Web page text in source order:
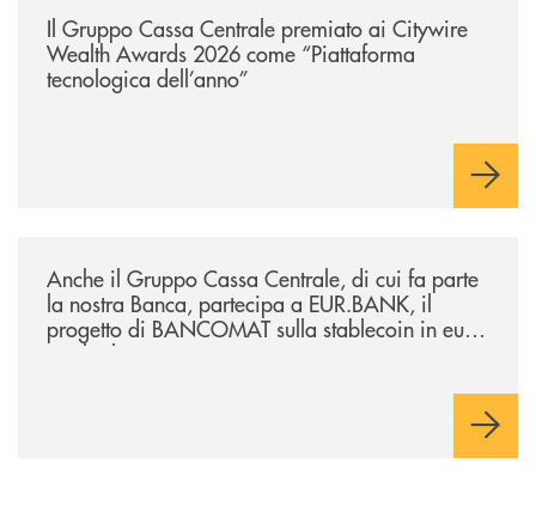
Il Gruppo Cassa Centrale premiato ai Citywire
Wealth Awards 2026 come “Piattaforma
tecnologica dell’anno”
Anche il Gruppo Cassa Centrale, di cui fa parte
la nostra Banca, partecipa a EUR.BANK, il
progetto di BANCOMAT sulla stablecoin in euro
e sul relativo ecosistema